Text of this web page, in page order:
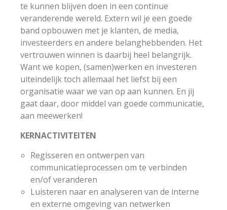
te kunnen blijven doen in een continue
veranderende wereld. Extern wil je een goede
band opbouwen met je klanten, de media,
investeerders en andere belanghebbenden. Het
vertrouwen winnen is daarbij heel belangrijk.
Want we kopen, (samen)werken en investeren
uiteindelijk toch allemaal het liefst bij een
organisatie waar we van op aan kunnen. En jij
gaat daar, door middel van goede communicatie,
aan meewerken!
KERNACTIVITEITEN
Regisseren en ontwerpen van
communicatieprocessen om te verbinden
en/of veranderen
Luisteren naar en analyseren van de interne
en externe omgeving van netwerken